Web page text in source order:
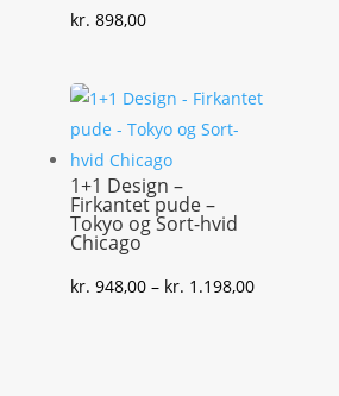
kr. 898,00
1+1 Design –
Firkantet pude –
Tokyo og Sort-hvid
Chicago
kr. 948,00 – kr. 1.198,00Prisinterval: